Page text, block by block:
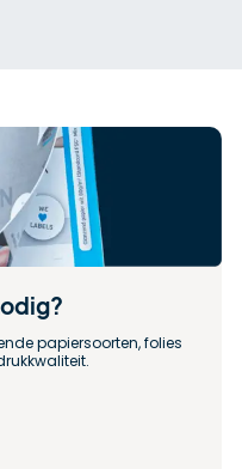
papiersoorten, folies